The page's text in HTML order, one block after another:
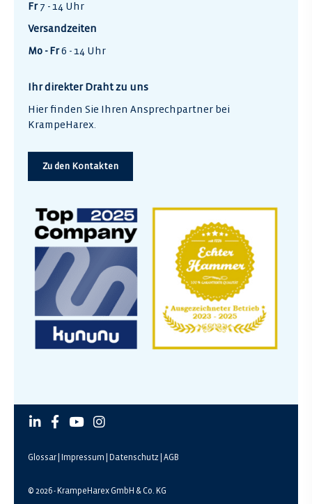
Fr7 - 14 Uhr
Versandzeiten
Mo - Fr6 - 14 Uhr
Ihr direkter Draht zu uns
Hier finden Sie Ihren Ansprechpartner bei
KrampeHarex.
Zu den Kontakten
© 2026 - KrampeHarex GmbH & Co. KG
Glossar Impressum Datenschutz AGB